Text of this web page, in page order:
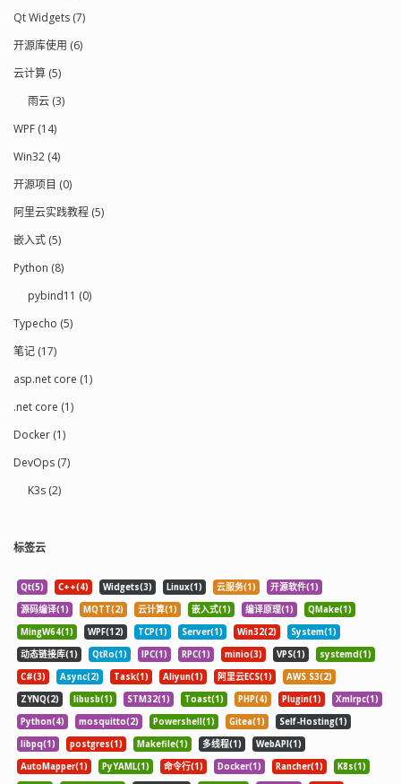
Qt Widgets (7)
开源库使用 (6)
云计算 (5)
雨云 (3)
WPF (14)
Win32 (4)
开源项目 (0)
阿里云实践教程 (5)
嵌入式 (5)
Python (8)
pybind11 (0)
Typecho (5)
笔记 (17)
asp.net core (1)
.net core (1)
Docker (1)
DevOps (7)
K3s (2)
标签云
Qt(5) C++(4) Widgets(3) Linux(1) 云服务(1)
开源软件(1)
源码编译(1)
MQTT(2) 云计算(1) 嵌入式(1) 编译原理(1)
QMake(1)
MingW64(1)
WPF(12) TCP(1) Server(1) Win32(2)
System(1)
动态链接库(1)
QtRo(1) IPC(1) RPC(1) minio(3) VPS(1)
systemd(1)
C#(3)
Async(2) Task(1) Aliyun(1) 阿里云ECS(1)
AWS S3(2)
ZYNQ(2)
libusb(1) STM32(1) Toast(1) PHP(4) Plugin(1)
Xmlrpc(1)
Python(4)
mosquitto(2) Powershell(1) Gitea(1)
Self-Hosting(1)
libpq(1)
postgres(1) Makefile(1) 多线程(1)
WebAPI(1)
AutoMapper(1)
PyYAML(1) 命令行(1) Docker(1) Rancher(1)
K8s(1)